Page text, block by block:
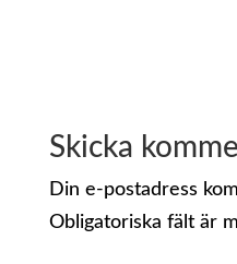
Skicka
Din e-postadress
Obligatoriska fält är